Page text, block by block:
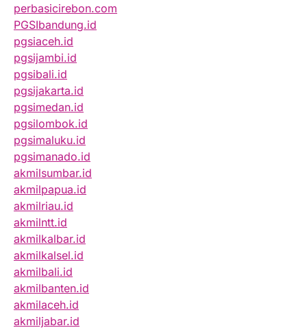
perbasicirebon.com
PGSIbandung.id
pgsiaceh.id
pgsijambi.id
pgsibali.id
pgsijakarta.id
pgsimedan.id
pgsilombok.id
pgsimaluku.id
pgsimanado.id
akmilsumbar.id
akmilpapua.id
akmilriau.id
akmilntt.id
akmilkalbar.id
akmilkalsel.id
akmilbali.id
akmilbanten.id
akmilaceh.id
akmiljabar.id